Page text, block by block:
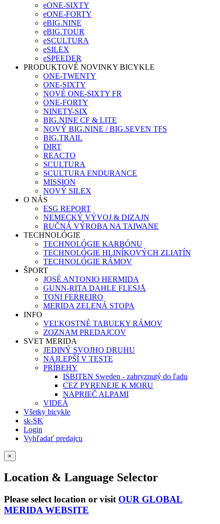
eONE-SIXTY
eONE-FORTY
eBIG.NINE
eBIG.TOUR
eSCULTURA
eSILEX
eSPEEDER
PRODUKTOVÉ NOVINKY BICYKLE
ONE-TWENTY
ONE-SIXTY
NOVÉ ONE-SIXTY FR
ONE-FORTY
NINETY-SIX
BIG.NINE CF & LITE
NOVÝ BIG.NINE / BIG.SEVEN TFS
BIG.TRAIL
DIRT
REACTO
SCULTURA
SCULTURA ENDURANCE
MISSION
NOVÝ SILEX
O NÁS
ESG REPORT
NEMECKÝ VÝVOJ & DIZAJN
RUČNÁ VÝROBA NA TAIWANE
TECHNOLÓGIE
TECHNOLÓGIE KARBÓNU
TECHNOLÓGIE HLINÍKOVÝCH ZLIATÍN
TECHNOLÓGIE RÁMOV
ŠPORT
JOSÉ ANTONIO HERMIDA
GUNN-RITA DAHLE FLESJÅ
TONI FERREIRO
MERIDA ZELENÁ STOPA
INFO
VEĽKOSTNÉ TABUĽKY RÁMOV
ZOZNAM PREDAJCOV
SVET MERIDA
JEDINÝ SVOJHO DRUHU
NAJLEPŠÍ V TESTE
PRÍBEHY
ISBITEN Sweden - zahryznutý do ľadu
CEZ PYRENEJE K MORU
NAPRIEČ ALPAMI
VIDEÁ
Všetky bicykle
sk-SK
Login
Vyhľadať predajcu
×
Location & Language Selector
Please select location or visit OUR GLOBAL
MERIDA WEBSITE